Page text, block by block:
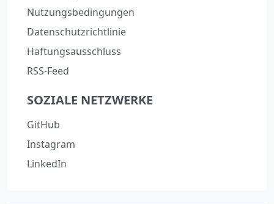
Nutzungsbedingungen
Datenschutzrichtlinie
Haftungsausschluss
RSS-Feed
SOZIALE NETZWERKE
GitHub
Instagram
LinkedIn